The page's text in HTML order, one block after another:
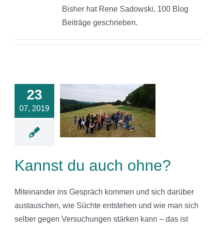
Bisher hat Rene Sadowski, 100 Blog
Beiträge geschrieben.
23
07, 2019
du auch
Kannst du auch ohne?
Miteinander ins Gespräch kommen und sich darüber
austauschen, wie Süchte entstehen und wie man sich
selber gegen Versuchungen stärken kann – das ist